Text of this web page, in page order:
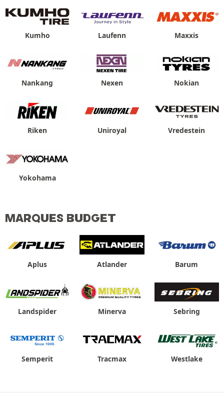
Kumho Laufenn Maxxis
Nankang Nexen Nokian
Riken Uniroyal Vredestein
Yokohama
MARQUES BUDGET
Aplus Atlander Barum
Landspider Minerva Sebring
Semperit Tracmax Westlake